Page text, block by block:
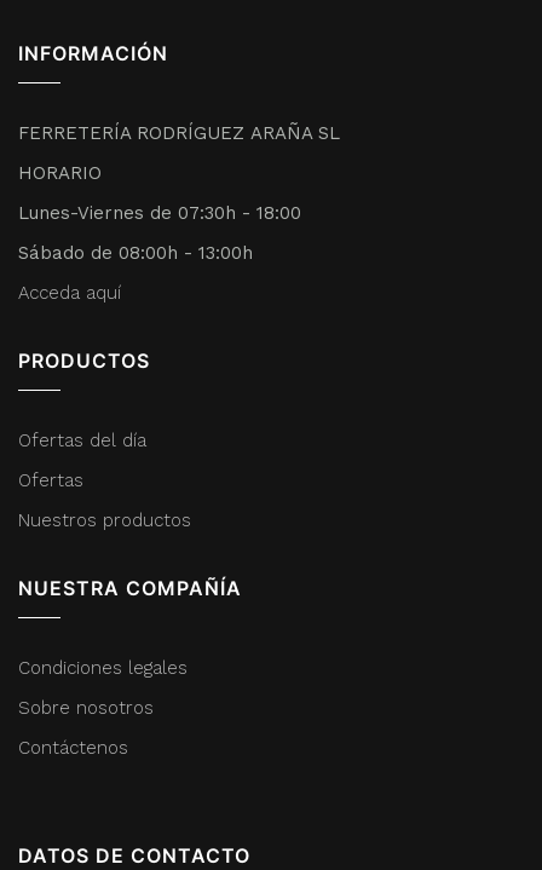
INFORMACIÓN
FERRETERÍA RODRÍGUEZ ARAÑA SL
HORARIO
Lunes-Viernes de 07:30h - 18:00
Sábado de 08:00h - 13:00h
Acceda aquí
PRODUCTOS
Ofertas del día
Ofertas
Nuestros productos
NUESTRA COMPAÑÍA
Condiciones legales
Sobre nosotros
Contáctenos
DATOS DE CONTACTO